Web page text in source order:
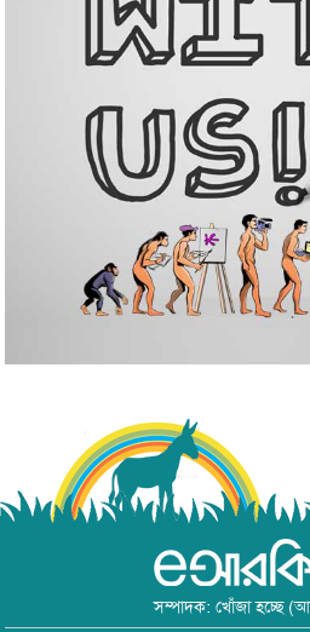
সম্পাদক: খোঁজা হচ্ছে